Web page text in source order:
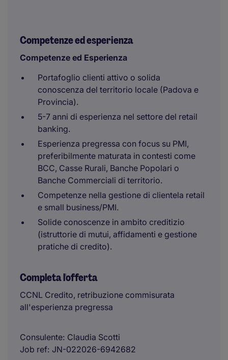
Competenze ed esperienza
Competenze ed Esperienza
Portafoglio clienti attivo o solida
conoscenza del territorio locale (Padova e
Provincia).
5-7 anni di esperienza nel settore del retail
banking.
Esperienza pregressa con focus su PMI,
preferibilmente maturata in contesti come
BCC, Casse Rurali, Banche Popolari o
Banche Commerciali di territorio.
Competenze nella gestione di clientela retail
e small business/PMI.
Solide conoscenze in ambito creditizio
(istruttorie di mutui, affidamenti e gestione
pratiche di credito).
Completa l'offerta
CCNL Credito, retribuzione commisurata
all'esperienza pregressa
Consulente Claudia Scotti
Job ref JN-022026-6942682